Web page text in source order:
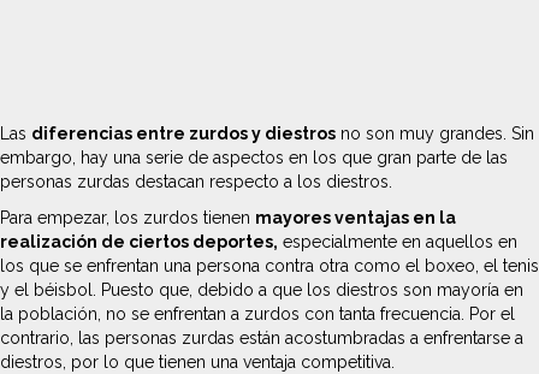
Las diferencias entre zurdos y diestros no son muy grandes. Sin
embargo, hay una serie de aspectos en los que gran parte de las
personas zurdas destacan respecto a los diestros.
Para empezar, los zurdos tienen mayores ventajas en la
realización de ciertos deportes, especialmente en aquellos en
los que se enfrentan una persona contra otra como el boxeo, el tenis
y el béisbol. Puesto que, debido a que los diestros son mayoría en
la población, no se enfrentan a zurdos con tanta frecuencia. Por el
contrario, las personas zurdas están acostumbradas a enfrentarse a
diestros, por lo que tienen una ventaja competitiva.